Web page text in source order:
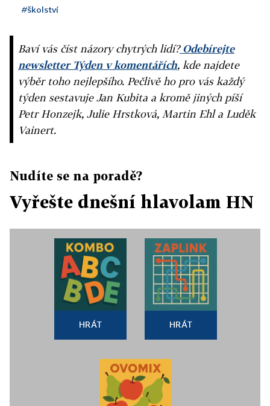
#školství
Baví vás číst názory chytrých lidí?Odebírejte
newsletter Týden v komentářích, kde najdete
výběr toho nejlepšího. Pečlivě ho pro vás každý
týden sestavuje Jan Kubita a kromě jiných píší
Petr Honzejk, Julie Hrstková, Martin Ehl a Luděk
Vainert.
Nudíte se na poradě?
Vyřešte dnešní hlavolam HN
HRÁT HRÁT